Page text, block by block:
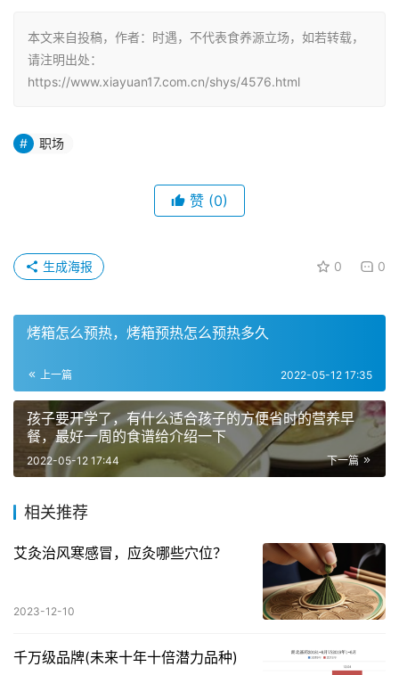
本文来自投稿，作者：时遇，不代表食养源立场，如若转载，
请注明出处：
https://www.xiayuan17.com.cn/shys/4576.html
职场
赞 (0)
0 0
生成海报
烤箱怎么预热，烤箱预热怎么预热多久
上一篇 2022-05-12 17:35
孩子要开学了，有什么适合孩子的方便省时的营养早
餐，最好一周的食谱给介绍一下
下一篇
2022-05-12 17:44
相关推荐
艾灸治风寒感冒，应灸哪些穴位？
2023-12-10
千万级品牌(未来十年十倍潜力品种)